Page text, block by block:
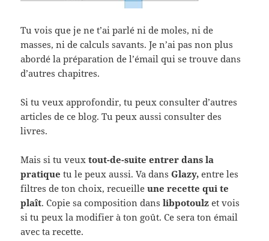
Tu vois que je ne t’ai parlé ni de moles, ni de
masses, ni de calculs savants. Je n’ai pas non plus
abordé la préparation de l’émail qui se trouve dans
d’autres chapitres.
Si tu veux approfondir, tu peux consulter d’autres
articles de ce blog. Tu peux aussi consulter des
livres.
Mais si tu veuxtout-de-suite entrer dans la
pratique tu le peux aussi. Va dansGlazy, entre les
filtres de ton choix, recueilleune recette qui te
plaît. Copie sa composition danslibpotoulz et vois
si tu peux la modifier à ton goût. Ce sera ton émail
avec ta recette.